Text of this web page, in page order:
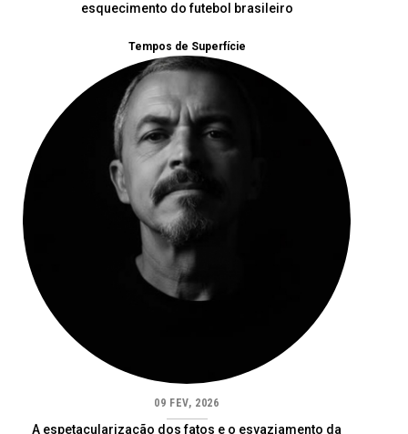
esquecimento do futebol brasileiro
Tempos de Superfície
09 FEV, 2026
A espetacularização dos fatos e o esvaziamento da